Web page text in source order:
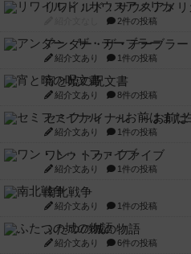
リワイルド：サウスアメリ
2件の投稿
アンダー・ザ・テーブラー
紹介文あり 1件の投稿
宵と暁の呪文書
紹介文あり 8件の投稿
セミファイナル ～お前は
紹介文あり 1件の投稿
ワン・トゥ・ファイブ
紹介文あり 1件の投稿
南北戦争
紹介文あり 1件の投稿
ふたつの城の物語
紹介文あり 6件の投稿